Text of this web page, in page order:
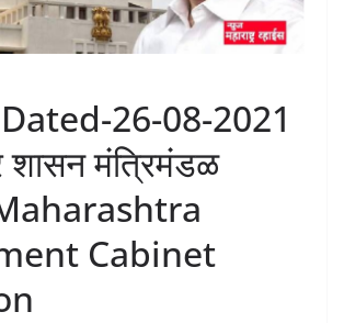
26-08-2021
शासन मंत्रिमंडळ
Cabinet